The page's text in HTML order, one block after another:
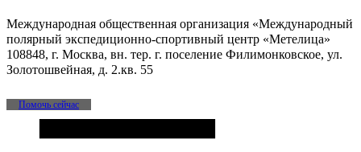
Международная общественная организация «Международный
полярный экспедиционно-спортивный центр «Метелица»
108848, г. Москва, вн. тер. г. поселение Филимонковское, ул.
Золотошвейная, д. 2.кв. 55
Помочь сейчас